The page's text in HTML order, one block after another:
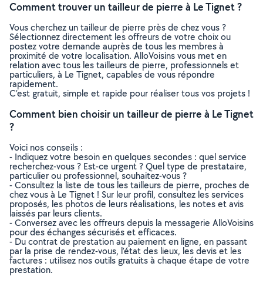
Comment trouver un tailleur de pierre à Le Tignet ?
Vous cherchez un tailleur de pierre près de chez vous ?
Sélectionnez directement les offreurs de votre choix ou
postez votre demande auprès de tous les membres à
proximité de votre localisation. AlloVoisins vous met en
relation avec tous les tailleurs de pierre, professionnels et
particuliers, à Le Tignet, capables de vous répondre
rapidement.
C’est gratuit, simple et rapide pour réaliser tous vos projets !
Comment bien choisir un tailleur de pierre à Le Tignet
?
Voici nos conseils :
- Indiquez votre besoin en quelques secondes : quel service
recherchez-vous ? Est-ce urgent ? Quel type de prestataire,
particulier ou professionnel, souhaitez-vous ?
- Consultez la liste de tous les tailleurs de pierre, proches de
chez vous à Le Tignet ! Sur leur profil, consultez les services
proposés, les photos de leurs réalisations, les notes et avis
laissés par leurs clients.
- Conversez avec les offreurs depuis la messagerie AlloVoisins
pour des échanges sécurisés et efficaces.
- Du contrat de prestation au paiement en ligne, en passant
par la prise de rendez-vous, l’état des lieux, les devis et les
factures : utilisez nos outils gratuits à chaque étape de votre
prestation.